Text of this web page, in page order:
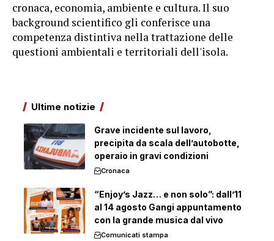
cronaca, economia, ambiente e cultura. Il suo
background scientifico gli conferisce una
competenza distintiva nella trattazione delle
questioni ambientali e territoriali dell'isola.
Ultime notizie
Grave incidente sul lavoro,
precipita da scala dell’autobotte,
operaio in gravi condizioni
Cronaca
“Enjoy’s Jazz… e non solo”: dall’11
al 14 agosto Gangi appuntamento
con la grande musica dal vivo
Comunicati stampa